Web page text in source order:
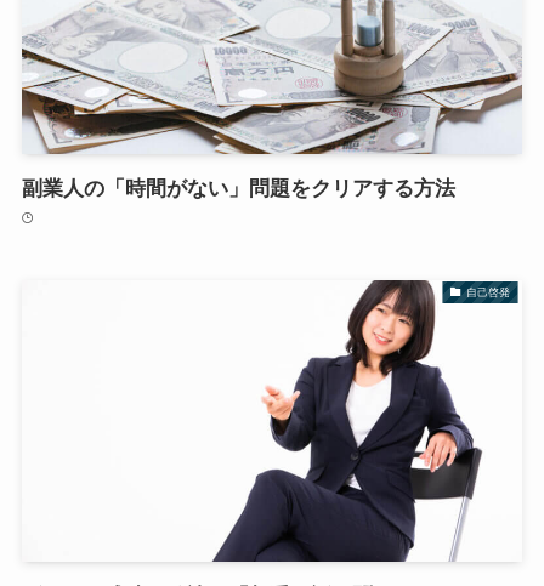
副業人の「時間がない」問題をクリアする方法
自己啓発